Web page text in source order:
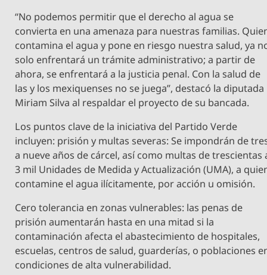
“No podemos permitir que el derecho al agua se
convierta en una amenaza para nuestras familias.
contamina el agua y pone en riesgo nuestra salud, ya
solo enfrentará un trámite administrativo; a partir de
ahora, se enfrentará a la justicia penal. Con la salud de
las y los mexiquenses no se juega”, destacó la diputada
Miriam Silva al respaldar el proyecto de su bancada.
Los puntos clave de la iniciativa del Partido Verde
incluyen: prisión y multas severas: Se impondrán de
a nueve años de cárcel, así como multas de trescientas
3 mil Unidades de Medida y Actualización (UMA), a
contamine el agua ilícitamente, por acción u omisión.
Cero tolerancia en zonas vulnerables: las penas de
prisión aumentarán hasta en una mitad si la
contaminación afecta el abastecimiento de hospitales,
escuelas, centros de salud, guarderías, o poblaciones
condiciones de alta vulnerabilidad.